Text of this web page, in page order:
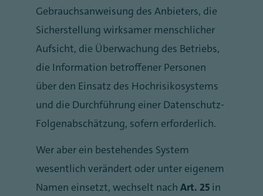
Gebrauchsanweisung des Anbieters, die
Sicherstellung wirksamer menschlicher
Aufsicht, die Überwachung des Betriebs,
die Information betroffener Personen
über den Einsatz des Hochrisikosystems
und die Durchführung einer Datenschutz-
Folgenabschätzung, sofern erforderlich.
Wer aber ein bestehendes System
wesentlich verändert oder unter eigenem
Namen einsetzt, wechselt nach Art. 25 in